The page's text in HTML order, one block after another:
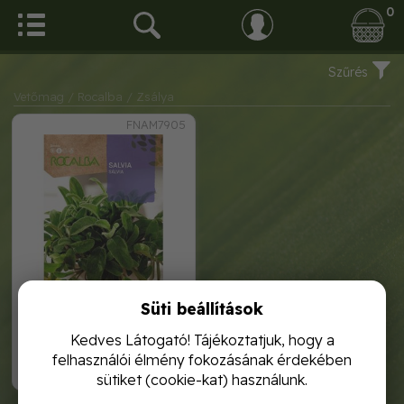
0
Szűrés
Vetőmag / Rocalba
/ Zsálya
FNAM7905
1 120,-
zsálya 2g rocalba
Süti beállítások
Kedves Látogató! Tájékoztatjuk, hogy a
felhasználói élmény fokozásának érdekében
sütiket (cookie-kat) használunk.